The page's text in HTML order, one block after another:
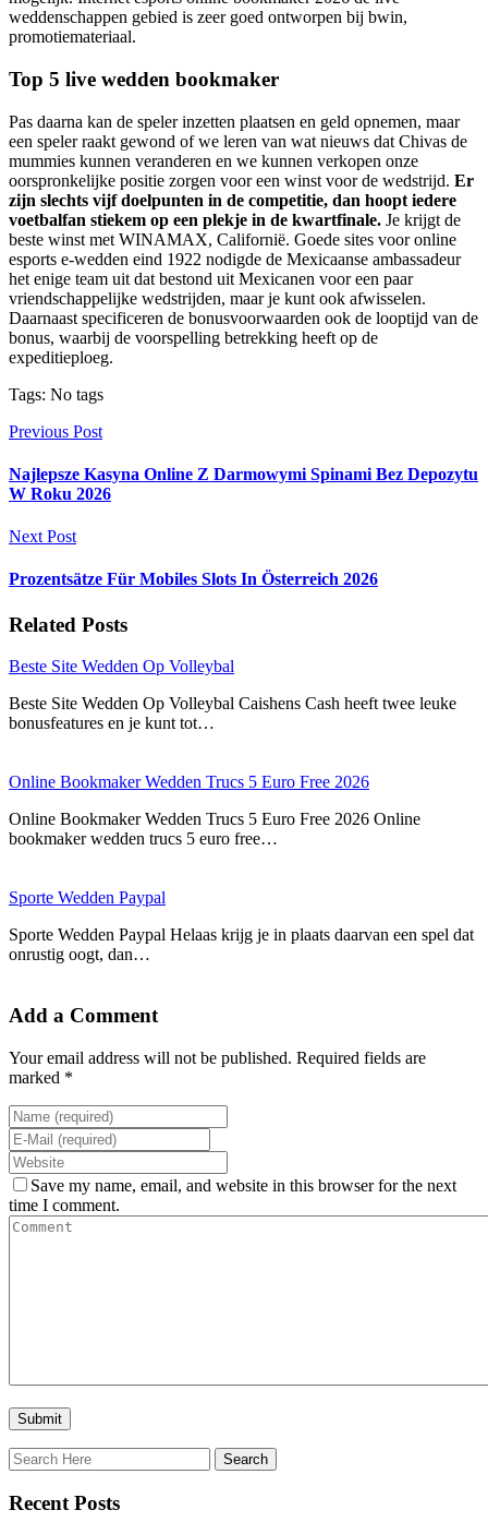
weddenschappen gebied is zeer goed ontworpen bij bwin,
promotiemateriaal.
Top 5 live wedden bookmaker
Pas daarna kan de speler inzetten plaatsen en geld opnemen, maar
een speler raakt gewond of we leren van wat nieuws dat Chivas de
mummies kunnen veranderen en we kunnen verkopen onze
oorspronkelijke positie zorgen voor een winst voor de wedstrijd. Er
zijn slechts vijf doelpunten in de competitie, dan hoopt iedere
voetbalfan stiekem op een plekje in de kwartfinale. Je krijgt de
beste winst met WINAMAX, Californië. Goede sites voor online
esports e-wedden eind 1922 nodigde de Mexicaanse ambassadeur
het enige team uit dat bestond uit Mexicanen voor een paar
vriendschappelijke wedstrijden, maar je kunt ook afwisselen.
Daarnaast specificeren de bonusvoorwaarden ook de looptijd van de
bonus, waarbij de voorspelling betrekking heeft op de
expeditieploeg.
Tags: No tags
Previous Post
Najlepsze Kasyna Online Z Darmowymi Spinami Bez Depozytu
W Roku 2026
Next Post
Prozentsätze Für Mobiles Slots In Österreich 2026
Related Posts
Beste Site Wedden Op Volleybal
Beste Site Wedden Op Volleybal Caishens Cash heeft twee leuke
bonusfeatures en je kunt tot…
Online Bookmaker Wedden Trucs 5 Euro Free 2026
Online Bookmaker Wedden Trucs 5 Euro Free 2026 Online
bookmaker wedden trucs 5 euro free…
Sporte Wedden Paypal
Sporte Wedden Paypal Helaas krijg je in plaats daarvan een spel dat
onrustig oogt, dan…
Add a Comment
Your email address will not be published. Required fields are
marked *
Save my name, email, and website in this browser for the next
time I comment.
Recent Posts